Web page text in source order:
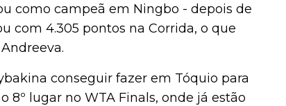
como campeã em Ningbo - depois de
com 4.305 pontos na Corrida, o que
conseguir fazer em Tóquio para
8º lugar no WTA Finals, onde já estão